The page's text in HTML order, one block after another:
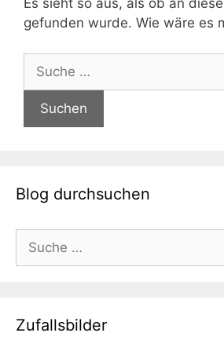
Es sieht so aus, als ob an
gefunden wurde. Wie wäre es
nach:
Blog durchsuchen
nach:
Zufallsbilder